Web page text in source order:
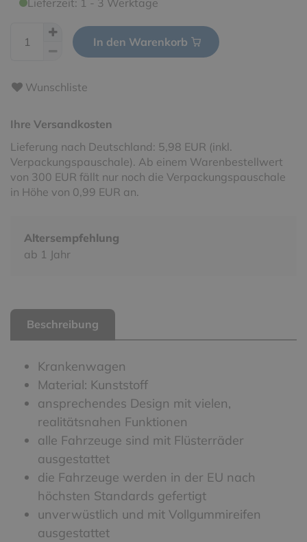
Lieferzeit: 1 - 3 Werktage
In den Warenkorb
Wunschliste
Ihre Versandkosten
Lieferung nach Deutschland: 5,98 EUR (inkl.
Verpackungspauschale). Ab einem Warenbestellwert
von 300 EUR fällt nur noch die Verpackungspauschale
in Höhe von 0,99 EUR an.
Altersempfehlung
ab 1 Jahr
Beschreibung
Krankenwagen
Material: Kunststoff
ansprechendes Design mit vielen,
realitätsnahen Funktionen
alle Fahrzeuge sind mit Flüsterräder
ausgestattet
die Fahrzeuge werden in der EU nach
höchsten Standards gefertigt
unverwüstlich und mit Vollgummireifen
ausgestattet